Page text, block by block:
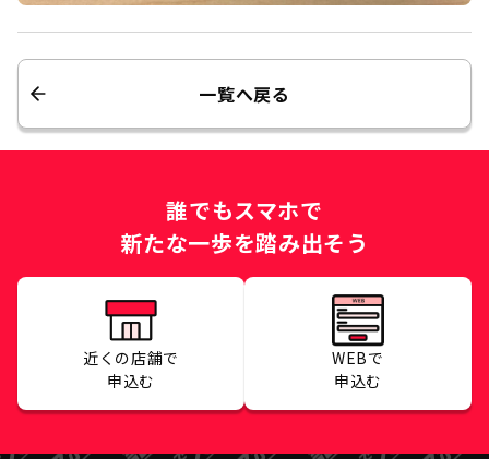
一覧へ戻る
誰でもスマホで
新たな一歩を踏み出そう
近くの店舗で
申込む
WEBで
申込む